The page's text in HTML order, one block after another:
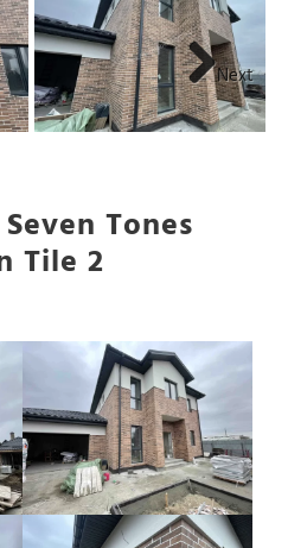
Next
Tones
Tile 2